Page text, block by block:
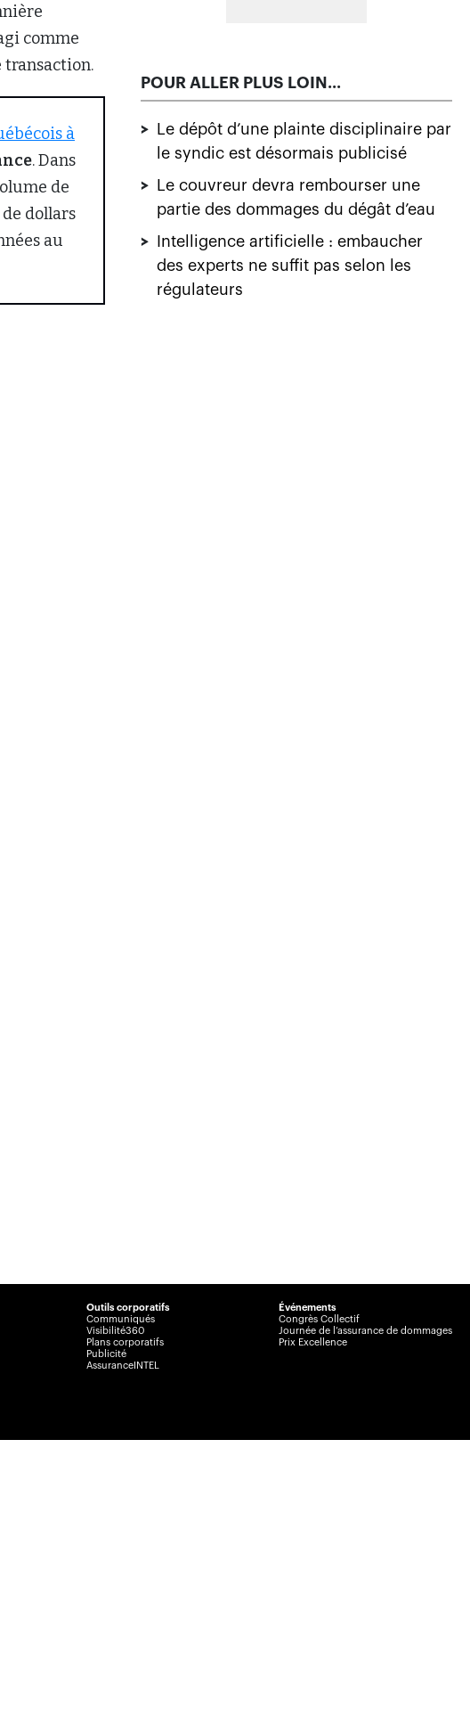
comme
transaction.
à
. Dans
de
dollars
au
POUR ALLER PLUS LOIN...
>
Le dépôt d’une plainte disciplinaire par
le syndic est désormais publicisé
>
Le couvreur devra rembourser une
partie des dommages du dégât d’eau
>
Intelligence artificielle : embaucher
des experts ne suffit pas selon les
régulateurs
Outils corporatifs
Communiqués
Visibilité360
Plans corporatifs
Publicité
AssuranceINTEL
Événements
Congrès Collectif
Journée de l’assurance de dommages
Prix Excellence